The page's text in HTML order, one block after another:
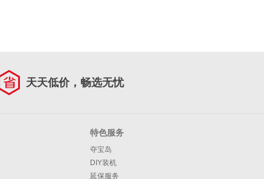
天天低价，畅选无忧
特色服务
夺宝岛
DIY装机
延保服务